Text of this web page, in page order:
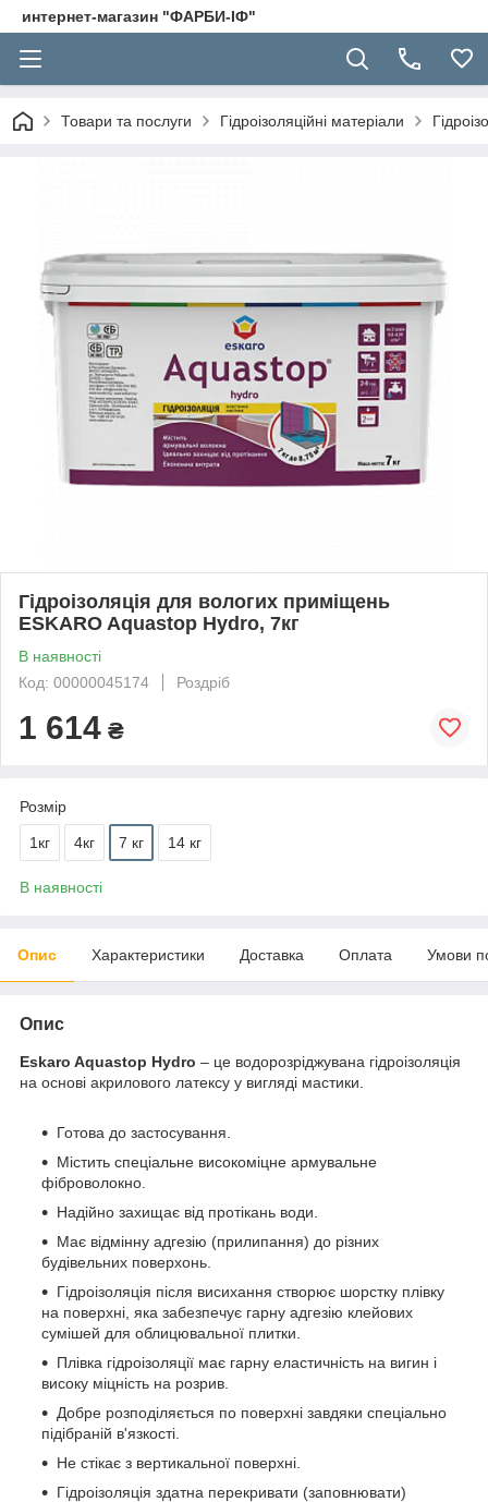
интернет-магазин "ФАРБИ-ІФ"
Товари та послуги Гідроізоляційні матеріали
Гідроізоляція для вологих приміщень
ESKARO Aquastop Hydro, 7кг
В наявності
Код: 00000045174
Роздріб
1 614 ₴
Розмір
1кг 4кг 7 кг 14 кг
В наявності
Опис Характеристики Доставка Оплата Умови
Опис
Eskaro Aquastop Hydro – це водорозріджувана гідроізоляція
на основі акрилового латексу у вигляді мастики.
Готова до застосування.
Містить спеціальне високоміцне армувальне
фіброволокно.
Надійно захищає від протікань води.
Має відмінну адгезію (прилипання) до різних
будівельних поверхонь.
Гідроізоляція після висихання створює шорстку плівку
на поверхні, яка забезпечує гарну адгезію клейових
сумішей для облицювальної плитки.
Плівка гідроізоляції має гарну еластичність на вигин і
високу міцність на розрив.
Добре розподіляється по поверхні завдяки спеціально
підібраній в'язкості.
Не стікає з вертикальної поверхні.
Гідроізоляція здатна перекривати (заповнювати)